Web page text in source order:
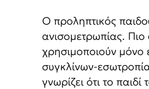
Ο προληπτικός
ανισομετρωπίας.
χρησιμοποιούν μόνο
συγκλίνων-
γνωρίζει ότι το